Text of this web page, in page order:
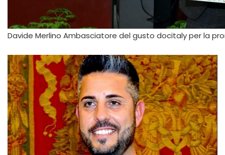
Davide Merlino Ambasciatore del gusto docitaly per la